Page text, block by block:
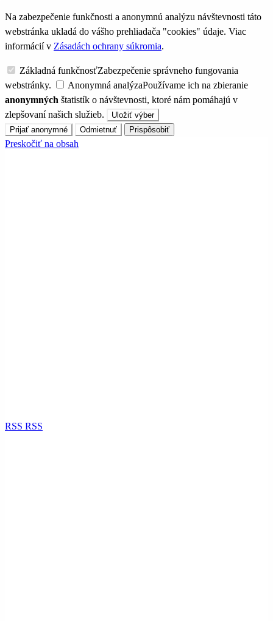
Na zabezpečenie funkčnosti a anonymnú analýzu návštevnosti táto
webstránka ukladá do vášho prehliadača "cookies" údaje. Viac
informácií v Zásadách ochrany súkromia.
Základná funkčnosťZabezpečenie správneho fungovania
webstránky.
Anonymná analýzaPoužívame ich na zbieranie
anonymných štatistík o návštevnosti, ktoré nám pomáhajú v
zlepšovaní našich služieb.
Uložiť výber
Prijať anonymné
Odmietnuť Prispôsobiť
Preskočiť na obsah
RSS RSS